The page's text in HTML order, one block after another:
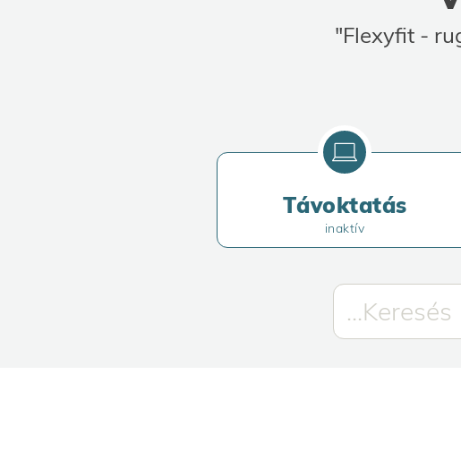
"Flexyfit -
Távoktatás
inaktív